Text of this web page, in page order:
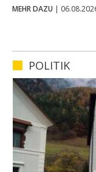
MEHR DAZU |
POLITIK